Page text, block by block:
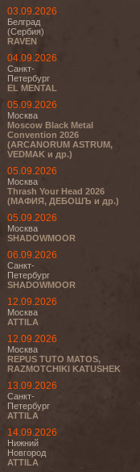
03.09.2026
Белград
(Сербия)
RAVEN
04.09.2026
Санкт-
Петербург
EL MENTAL
05.09.2026
Москва
Moscow Black Metal
Convention 2026
(ARCANORUM ASTRUM,
VEDMAK и др.)
05.09.2026
Москва
Thrash Your Head 2026
(МАФИЯ, ДЕБОШЪ и др.)
05.09.2026
Москва
SHADOWMOOR
06.09.2026
Санкт-
Петербург
SHADOWMOOR
12.09.2026
Москва
ATTILA
12.09.2026
Москва
REPUS TUTO MATOS,
RAZMOTCHIKI KATUSHEK
13.09.2026
Санкт-
Петербург
ATTILA
14.09.2026
Нижний
Новгород
ATTILA